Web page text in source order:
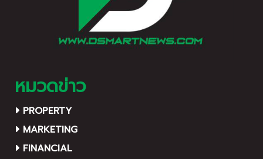
หมวดข่าว
PROPERTY
MARKETING
FINANCIAL